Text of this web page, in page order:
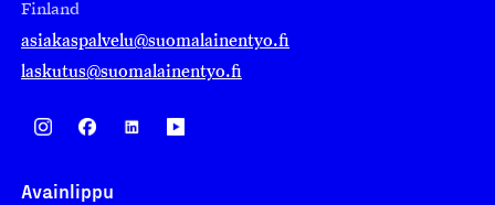
Finland
asiakaspalvelu@suomalainentyo.fi
laskutus@suomalainentyo.fi
Avainlippu